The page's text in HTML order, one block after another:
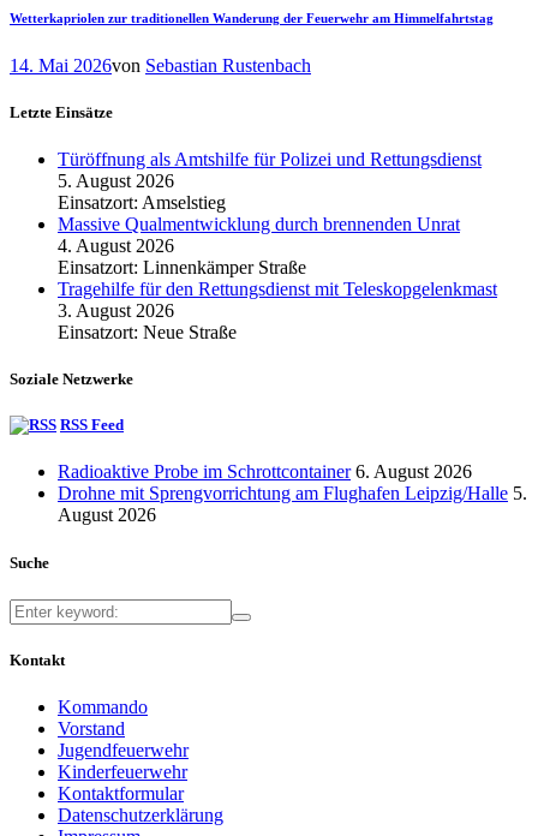
Wetterkapriolen zur traditionellen Wanderung der Feuerwehr am Himmelfahrtstag
14. Mai 2026von Sebastian Rustenbach
Letzte Einsätze
Türöffnung als Amtshilfe für Polizei und Rettungsdienst
5. August 2026
Einsatzort: Amselstieg
Massive Qualmentwicklung durch brennenden Unrat
4. August 2026
Einsatzort: Linnenkämper Straße
Tragehilfe für den Rettungsdienst mit Teleskopgelenkmast
3. August 2026
Einsatzort: Neue Straße
Soziale Netzwerke
RSS Feed
Radioaktive Probe im Schrottcontainer 6. August 2026
Drohne mit Sprengvorrichtung am Flughafen Leipzig/Halle 5.
August 2026
Suche
Kontakt
Kommando
Vorstand
Jugendfeuerwehr
Kinderfeuerwehr
Kontaktformular
Datenschutzerklärung